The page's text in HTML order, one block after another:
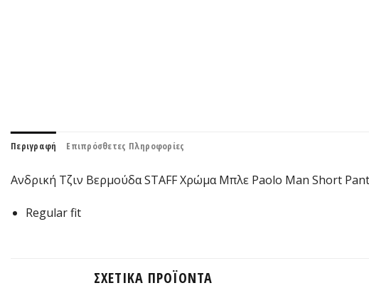
Περιγραφή Επιπρόσθετες Πληροφορίες
Ανδρική Τζιν Βερμούδα STAFF Χρώμα Μπλε Paolo Man Short
Regular fit
ΣΧΕΤΙΚΆ ΠΡΟΪΌΝΤΑ